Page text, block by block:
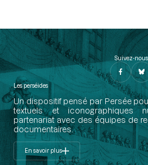
Suivez-nous
Les perséides
Un dispositif pensé par Persée
textuels et iconographiques
partenariat avec des équipes de
documentaires.
En savoir plus